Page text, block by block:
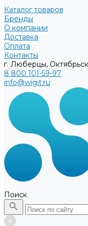
Каталог товаров
Бренды
О компании
Доставка
Оплата
Контакты
г. Люберцы,
8 800 101-59-97
info@wigit.ru
Поиск